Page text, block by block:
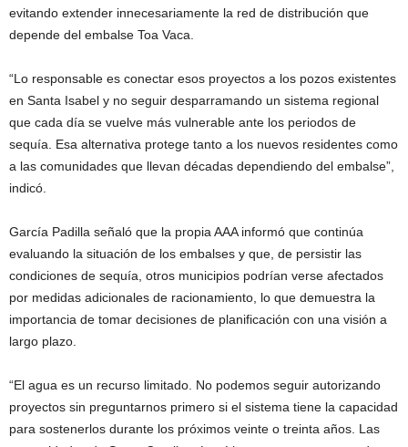
evitando extender innecesariamente la red de distribución que
depende del embalse Toa Vaca.
“Lo responsable es conectar esos proyectos a los pozos existentes
en Santa Isabel y no seguir desparramando un sistema regional
que cada día se vuelve más vulnerable ante los periodos de
sequía. Esa alternativa protege tanto a los nuevos residentes como
a las comunidades que llevan décadas dependiendo del embalse”,
indicó.
García Padilla señaló que la propia AAA informó que continúa
evaluando la situación de los embalses y que, de persistir las
condiciones de sequía, otros municipios podrían verse afectados
por medidas adicionales de racionamiento, lo que demuestra la
importancia de tomar decisiones de planificación con una visión a
largo plazo.
“El agua es un recurso limitado. No podemos seguir autorizando
proyectos sin preguntarnos primero si el sistema tiene la capacidad
para sostenerlos durante los próximos veinte o treinta años. Las